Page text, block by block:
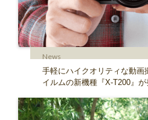
News
手軽にハイクオリティな動画
イルムの新機種『X-T200』